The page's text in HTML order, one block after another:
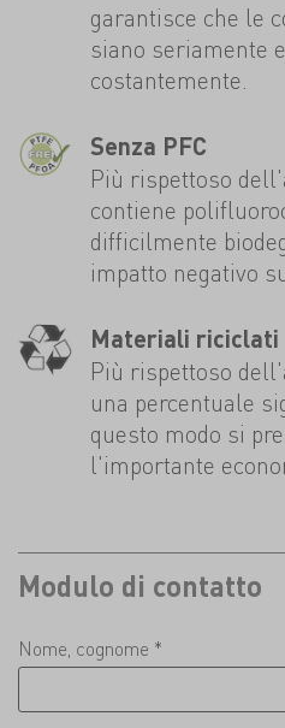
garantisce che le
siano seriamente
costantemente.
Senza PFC
Più rispettoso
contiene
difficilmente
impatto negativo
Materiali riciclati
Più rispettoso
una percentuale
questo modo si
l'importante
Modulo di contatto
Nome, cognome *